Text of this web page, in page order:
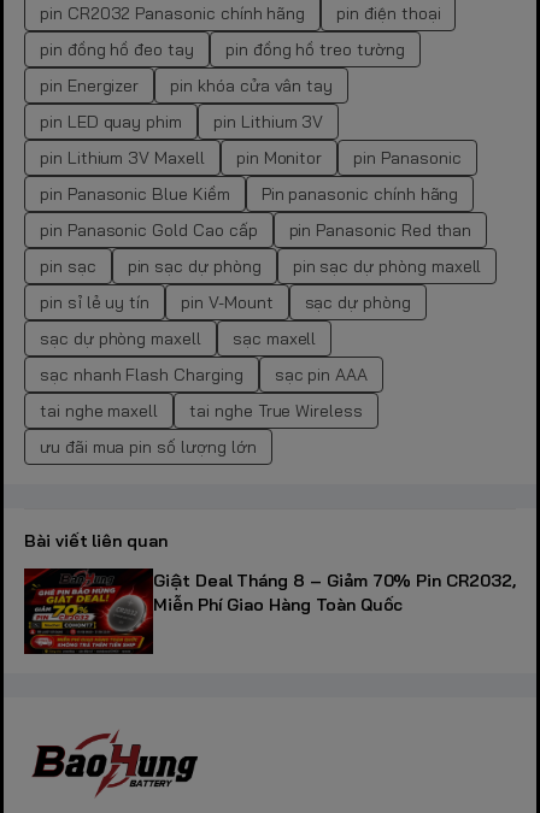
pin CR2032 Panasonic chính hãng
pin điện thoại
pin đồng hồ đeo tay
pin đồng hồ treo tường
pin Energizer
pin khóa cửa vân tay
pin LED quay phim
pin Lithium 3V
pin Lithium 3V Maxell
pin Monitor
pin Panasonic
pin Panasonic Blue Kiềm
Pin panasonic chính hãng
pin Panasonic Gold Cao cấp
pin Panasonic Red than
pin sạc
pin sạc dự phòng
pin sạc dự phòng maxell
pin sỉ lẻ uy tín
pin V-Mount
sạc dự phòng
sạc dự phòng maxell
sạc maxell
sạc nhanh Flash Charging
sạc pin AAA
tai nghe maxell
tai nghe True Wireless
ưu đãi mua pin số lượng lớn
Bài viết liên quan
Giật Deal Tháng 8 – Giảm 70% Pin CR2032,
Miễn Phí Giao Hàng Toàn Quốc